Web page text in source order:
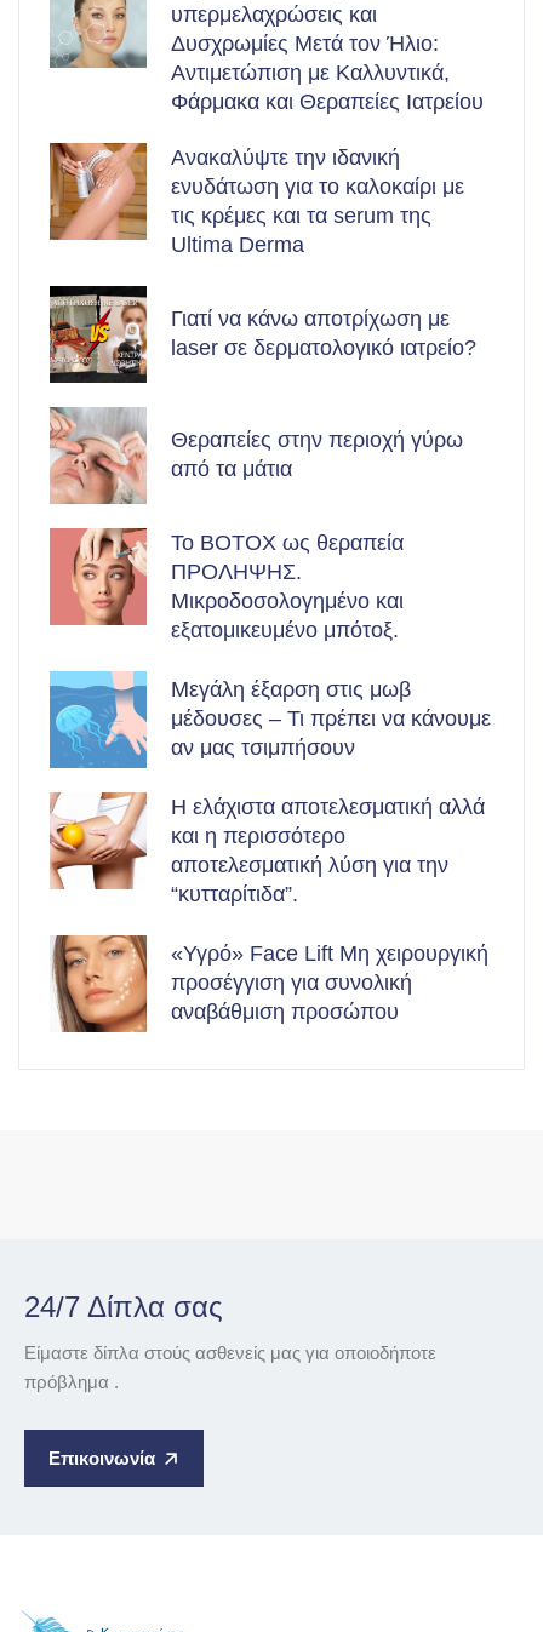
υπερμελαχρώσεις και
Δυσχρωμίες Μετά τον Ήλιο:
Αντιμετώπιση με Καλλυντικά,
Φάρμακα και Θεραπείες Ιατρείου
Ανακαλύψτε την ιδανική
ενυδάτωση για το καλοκαίρι με
τις κρέμες και τα serum της
Ultima Derma
Γιατί να κάνω αποτρίχωση με
laser σε δερματολογικό ιατρείο?
Θεραπείες στην περιοχή γύρω
από τα μάτια
Το BOTOX ως θεραπεία
ΠΡΟΛΗΨΗΣ.
Μικροδοσολογημένο και
εξατομικευμένο μπότοξ.
Μεγάλη έξαρση στις μωβ
μέδουσες – Τι πρέπει να κάνουμε
αν μας τσιμπήσουν
Η ελάχιστα αποτελεσματική αλλά
και η περισσότερο
αποτελεσματική λύση για την
“κυτταρίτιδα”.
«Υγρό» Face Lift Μη χειρουργική
προσέγγιση για συνολική
αναβάθμιση προσώπου
24/7 Δίπλα σας
Είμαστε δίπλα στούς ασθενείς μας για οποιοδήποτε
πρόβλημα .
Επικοινωνία